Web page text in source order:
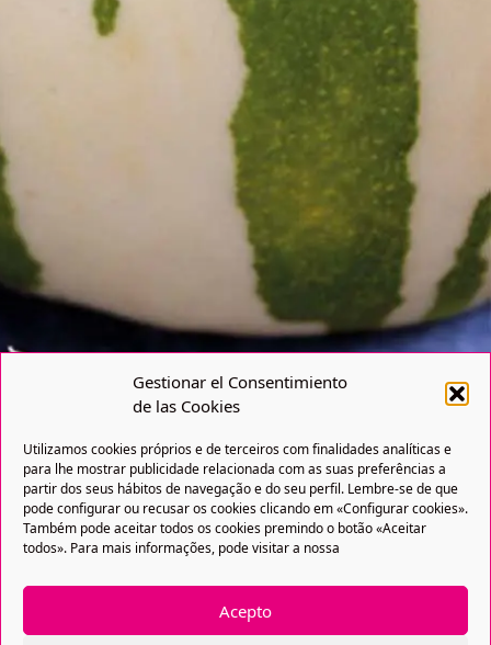
Gestionar el Consentimiento
de las Cookies
Utilizamos cookies próprios e de terceiros com finalidades analíticas e
para lhe mostrar publicidade relacionada com as suas preferências a
partir dos seus hábitos de navegação e do seu perfil. Lembre-se de que
pode configurar ou recusar os cookies clicando em «Configurar cookies».
Também pode aceitar todos os cookies premindo o botão «Aceitar
todos». Para mais informações, pode visitar a nossa
Acepto